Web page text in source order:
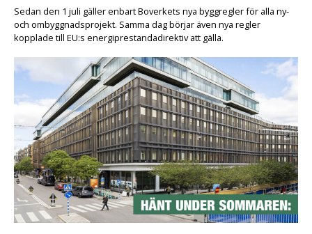
Sedan den 1 juli gäller enbart Boverkets nya byggregler för alla ny-
och ombyggnadsprojekt. Samma dag börjar även nya regler
kopplade till EU:s energiprestandadirektiv att gälla.